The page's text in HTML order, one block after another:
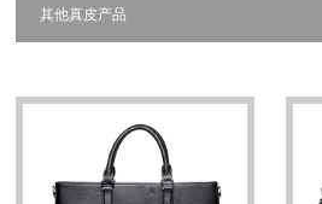
其他真皮产品